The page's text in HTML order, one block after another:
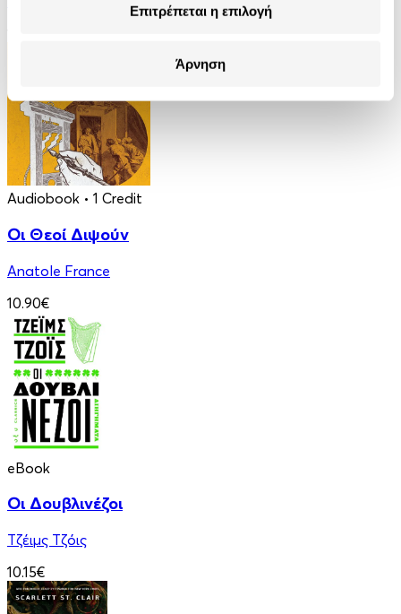
Επιτρέπεται η επιλογή
Άρνηση
Audiobook • 1 Credit
Οι Θεοί Διψούν
Anatole France
10.90€
eBook
Οι Δουβλινέζοι
Τζέιμς Τζόις
10.15€